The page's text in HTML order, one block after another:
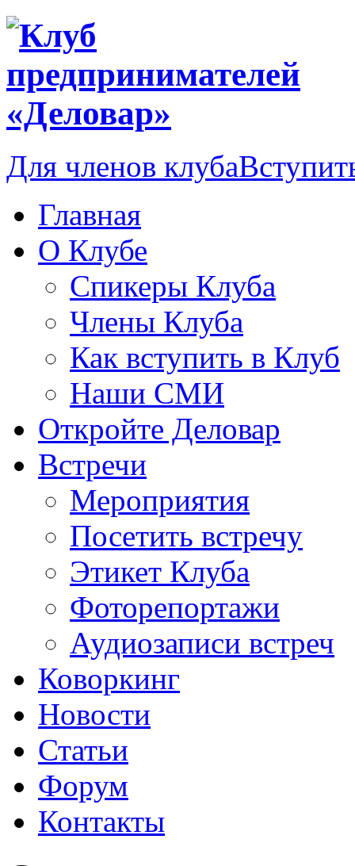
Для членов клуба
Главная
О Клубе
Спикеры Клуба
Члены Клуба
Как вступить в Клуб
Наши СМИ
Откройте Деловар
Встречи
Мероприятия
Посетить встречу
Этикет Клуба
Фоторепортажи
Аудиозаписи встреч
Коворкинг
Новости
Статьи
Форум
Контакты